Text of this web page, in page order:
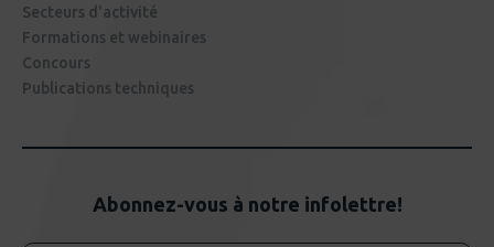
Secteurs d'activité
Formations et webinaires
Concours
Publications techniques
Abonnez-vous à notre infolettre!